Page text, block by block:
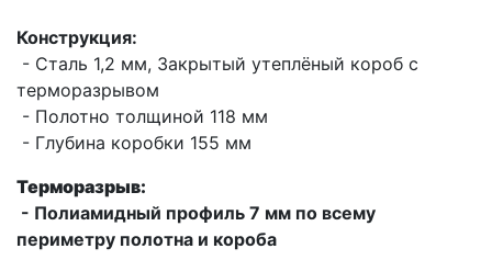
Конструкция:
- Сталь 1,2 мм, Закрытый утеплёный короб с
терморазрывом
- Полотно толщиной 118 мм
- Глубина коробки 155 мм
Терморазрыв:
- Полиамидный профиль 7 мм по всему
периметру полотна и короба